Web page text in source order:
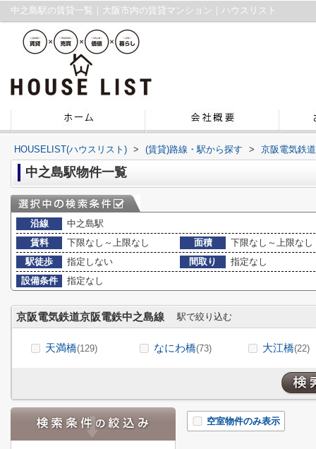
中之島駅の賃貸一覧｜大阪市内の賃貸マンション｜ハウスリスト
HOUSELIST(ハウスリスト) > (賃貸)路線・駅から探す > 京阪電気鉄
中之島駅物件一覧
沿線
中之島駅
賃料
下限なし～上限なし 面積
下限なし～上限なし
駅徒歩
指定しない 間取り
指定なし
設備条件
指定なし
京阪電気鉄道京阪電鉄中之島線 駅で絞り込む
天満橋(129) なにわ橋(73) 大江橋(22)
空室物件のみ表示